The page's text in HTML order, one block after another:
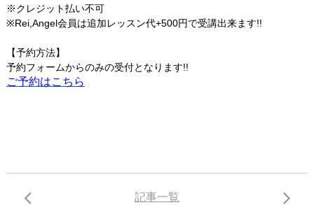
※クレジット払い不可
※Rei,Angel会員は追加レッスン代+500円で受講出来ます!!
【予約方法】
予約フォームからのみの受付となります!!
ご予約はこちら
記事一覧